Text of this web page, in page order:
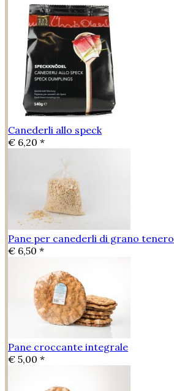
Canederli allo speck
€ 6,20 *
Pane per canederli di grano tenero
€ 6,50 *
Pane croccante integrale
€ 5,00 *